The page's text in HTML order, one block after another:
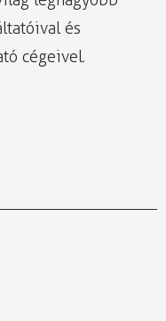
és
cégeivel.